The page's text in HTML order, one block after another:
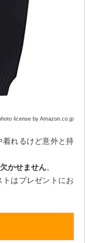
license by Amazon.co.jp
着れるけど意外と持
かせません。
はプレゼントにお